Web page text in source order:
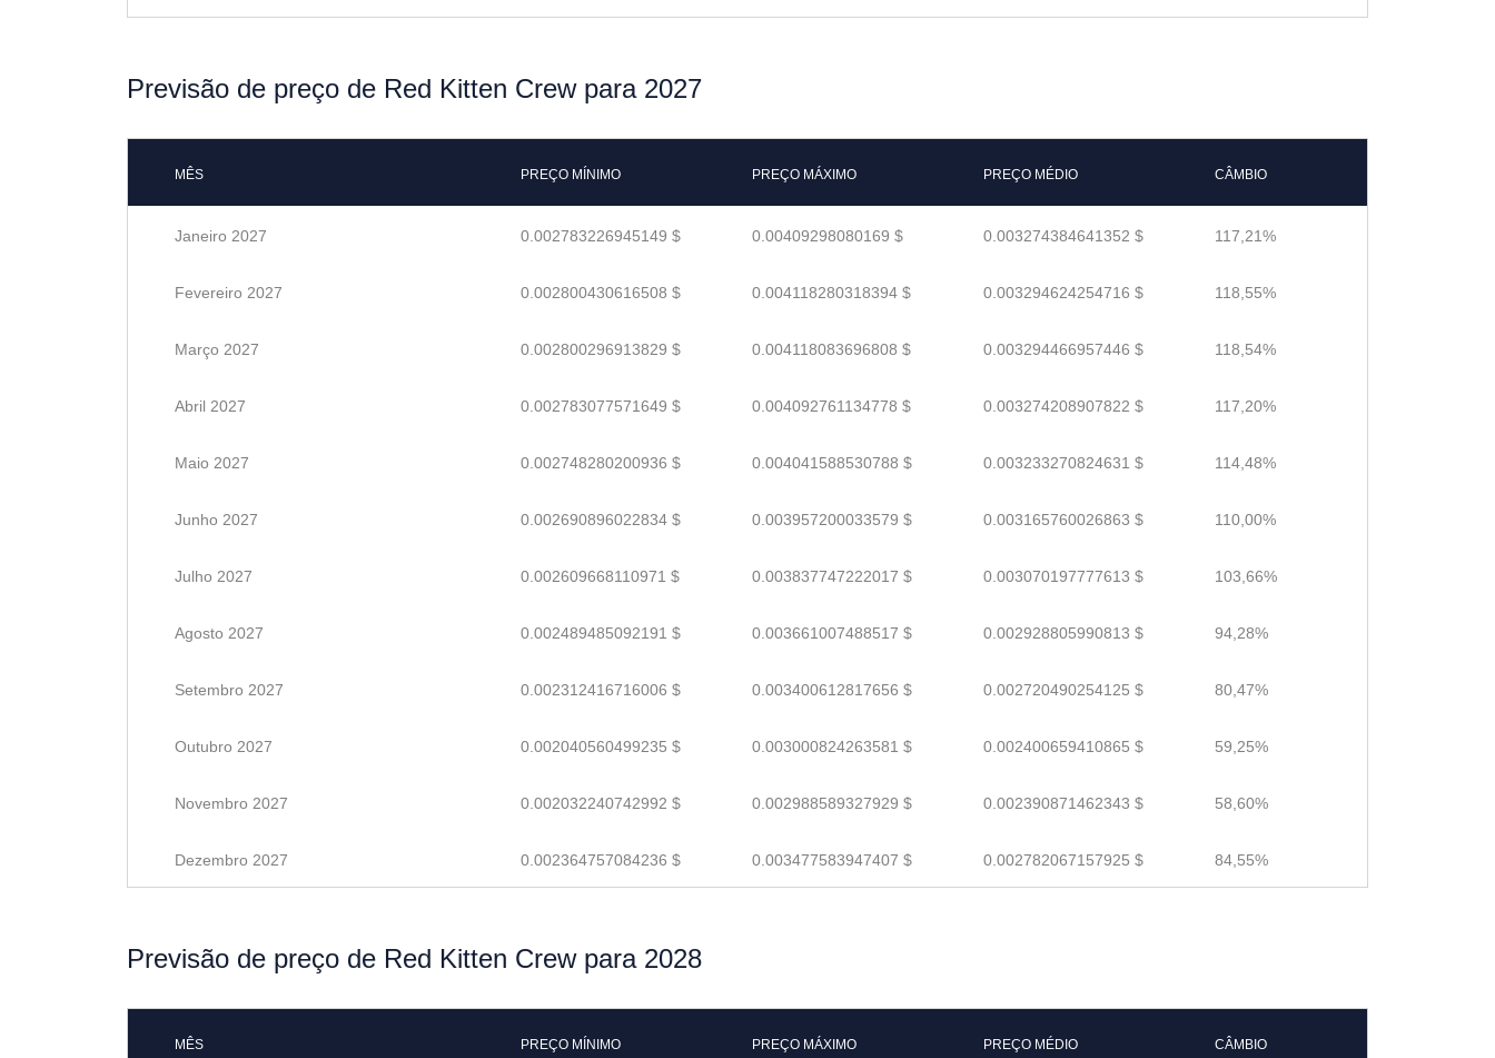
Previsão de preço de Red Kitten Crew para 2027
MÊS PREÇO MÍNIMO PREÇO MÁXIMO PREÇO MÉDIO CÂMBIO
Janeiro 2027 0.002783226945149 $ 0.00409298080169 $ 0.003274384641352 $ 117,21%
Fevereiro 2027 0.002800430616508 $ 0.004118280318394 $ 0.003294624254716 $ 118,55%
Março 2027 0.002800296913829 $ 0.004118083696808 $ 0.003294466957446 $ 118,54%
Abril 2027 0.002783077571649 $ 0.004092761134778 $ 0.003274208907822 $ 117,20%
Maio 2027 0.002748280200936 $ 0.004041588530788 $ 0.003233270824631 $ 114,48%
Junho 2027 0.002690896022834 $ 0.003957200033579 $ 0.003165760026863 $ 110,00%
Julho 2027 0.002609668110971 $ 0.003837747222017 $ 0.003070197777613 $ 103,66%
Agosto 2027 0.002489485092191 $ 0.003661007488517 $ 0.002928805990813 $ 94,28%
Setembro 2027 0.002312416716006 $ 0.003400612817656 $ 0.002720490254125 $ 80,47%
Outubro 2027 0.002040560499235 $ 0.003000824263581 $ 0.002400659410865 $ 59,25%
Novembro 2027 0.002032240742992 $ 0.002988589327929 $ 0.002390871462343 $ 58,60%
Dezembro 2027 0.002364757084236 $ 0.003477583947407 $ 0.002782067157925 $ 84,55%
Previsão de preço de Red Kitten Crew para 2028
MÊS PREÇO MÍNIMO PREÇO MÁXIMO PREÇO MÉDIO CÂMBIO